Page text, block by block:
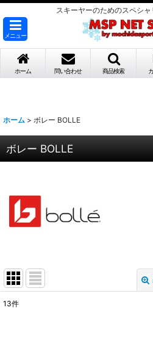
スキーヤーのためのスペシ
メニュー
ホーム 問い合わせ 商品検索
ホーム > ボレー BOLLE
ボレー BOLLE
13件